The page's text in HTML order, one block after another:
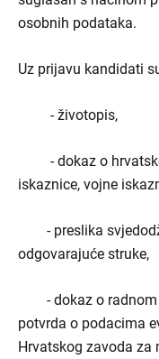
osobnih podataka.
Uz prijavu kandidati
- životopis,
- dokaz o
iskaznice, vojne
- preslika
odgovarajuće struke,
- dokaz o radnom
potvrda o podacima
Hrvatskog zavoda za